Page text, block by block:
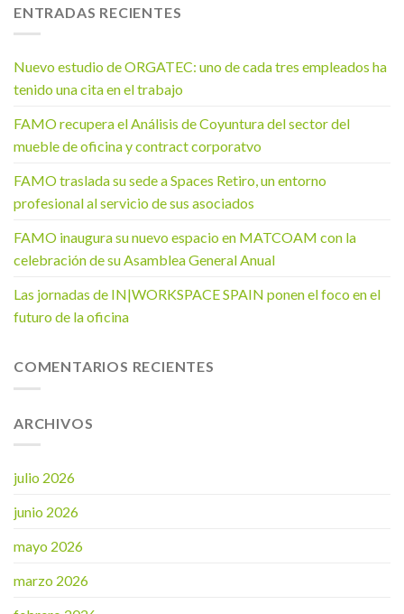
ENTRADAS RECIENTES
Nuevo estudio de ORGATEC: uno de cada tres empleados ha
tenido una cita en el trabajo
FAMO recupera el Análisis de Coyuntura del sector del
mueble de oficina y contract corporatvo
FAMO traslada su sede a Spaces Retiro, un entorno
profesional al servicio de sus asociados
FAMO inaugura su nuevo espacio en MATCOAM con la
celebración de su Asamblea General Anual
Las jornadas de IN|WORKSPACE SPAIN ponen el foco en el
futuro de la oficina
COMENTARIOS RECIENTES
ARCHIVOS
julio 2026
junio 2026
mayo 2026
marzo 2026